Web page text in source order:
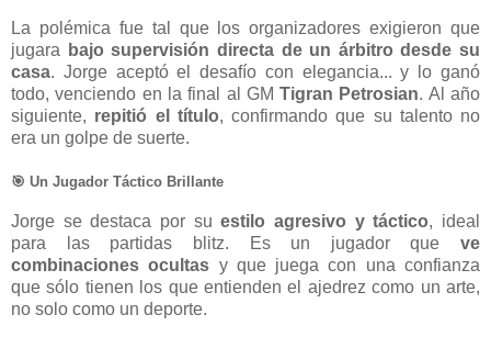
La polémica fue tal que los organizadores exigieron que
jugara
bajo supervisión directa de un árbitro desde su
casa. Jorge aceptó el desafío con elegancia... y lo ganó
todo, venciendo en la final al GMTigran Petrosian. Al año
siguiente, repitió el título, confirmando que su talento no
era un golpe de suerte.
🎯 Un Jugador Táctico Brillante
Jorge se destaca por suestilo agresivo y táctico, ideal
para las partidas blitz. Es un jugador que ve
combinaciones ocultas y que juega con una confianza
que sólo tienen los que entienden el ajedrez como un arte,
no solo como un deporte.